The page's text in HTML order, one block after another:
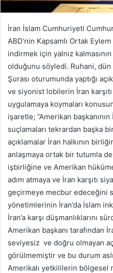
İran İslam Cumhuriyeti
ABD’nin Kapsamlı Ortak
indirmek için yalnız
olduğunu söyledi. Ruhani, dün
Şurası oturumunda yaptığı
ve siyonist lobilerin İran
uygulamaya koymaları
işaretle; ”Amerikan
suçlamaları tekrardan başka
açıklamalar İran halkının
anlaşmaya ortak bir tutumla
işbirliğine ve Amerikan
adım atmaya ve İran karşıtı
geçirmeye mecbur edeceğini
yönetimlerinin İran’da İslam
İran’a karşı düşmanlıklarını
Amerikan başkanı tarafından
seviyesiz ve doğru olmayan
görülmemiştir ve bu durum
Amerikalı yetkililerin bölgesel